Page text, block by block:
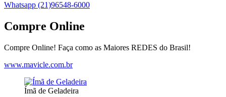
Whatsapp (21)96548-6000
Compre Online
Compre Online! Faça como as Maiores REDES do Brasil!
www.mavicle.com.br
Ímã de Geladeira